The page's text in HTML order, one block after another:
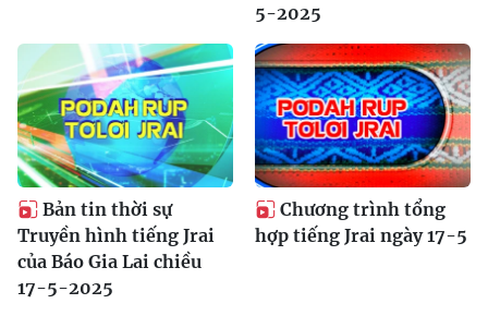
5-2025
Bản tin thời sự
Truyền hình tiếng Jrai
của Báo Gia Lai chiều
17-5-2025
Chương trình tổng
hợp tiếng Jrai ngày 17-5